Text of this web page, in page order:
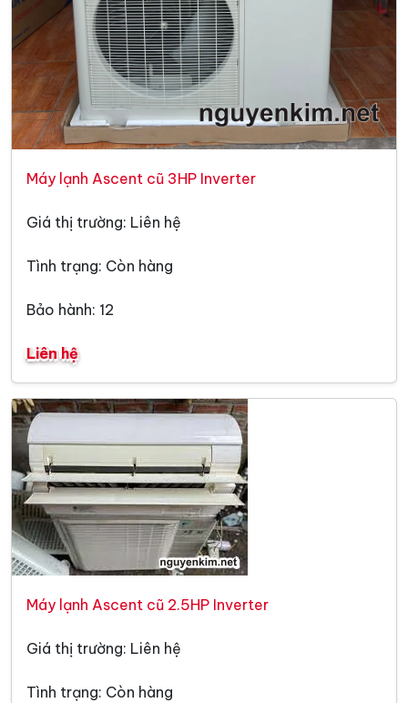
Máy lạnh Ascent cũ 3HP Inverter
Giá thị trường: Liên hệ
Tình trạng: Còn hàng
Bảo hành: 12
Liên hệ
Máy lạnh Ascent cũ 2.5HP Inverter
Giá thị trường: Liên hệ
Tình trạng: Còn hàng